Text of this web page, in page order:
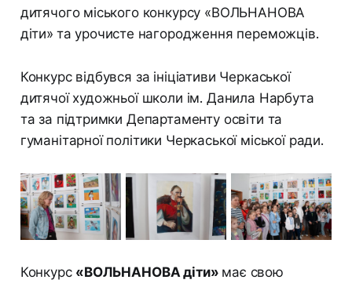
дитячого міського конкурсу «ВОЛЬНАНОВА
діти» та урочисте нагородження переможців.
Конкурс відбувся за ініціативи Черкаської
дитячої художньої школи ім. Данила Нарбута
та за підтримки Департаменту освіти та
гуманітарної політики Черкаської міської ради.
Конкурс «ВОЛЬНАНОВА діти» має свою